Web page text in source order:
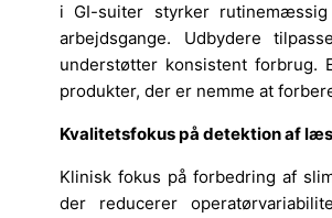
i GI-suiter styrker
arbejdsgange. Udbydere
understøtter konsistent forbrug.
produkter, der er nemme at
Kvalitetsfokus på detektion af
Klinisk fokus på forbedring af
der reducerer